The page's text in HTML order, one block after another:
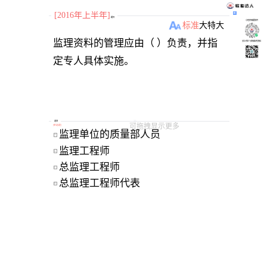
[2016年上半年] 题目
标准大特大
监理资料的管理应由（ ）负责，并指
定专人具体实施。
可拖拽显示更多
选项
单选题
A 监理单位的质量部人员
B 监理工程师
C 总监理工程师
D 总监理工程师代表
小程序刷题软件
关注“柴丁”获取备考资料